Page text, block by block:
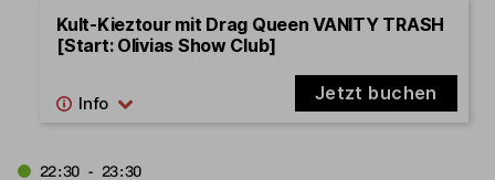
Kult-Kieztour mit Drag Queen VANITY TRASH
[Start: Olivias Show Club]
Jetzt buchen
22:30 - 23:30